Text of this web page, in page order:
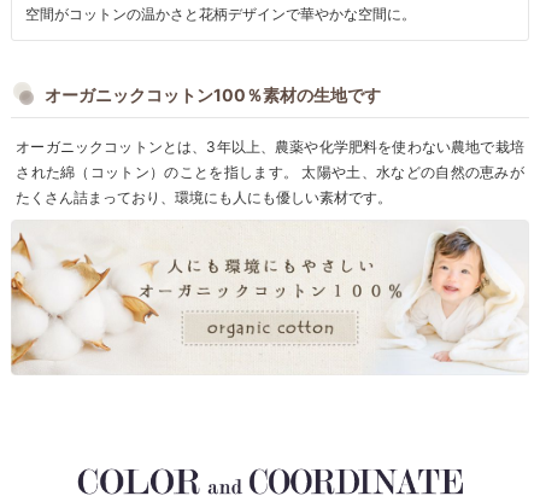
空間がコットンの温かさと花柄デザインで華やかな空間に。
オーガニックコットン100％素材の生地です
オーガニックコットンとは、3年以上、農薬や化学肥料を使わない農地で栽培
された綿（コットン）のことを指します。 太陽や土、水などの自然の恵みが
たくさん詰まっており、環境にも人にも優しい素材です。